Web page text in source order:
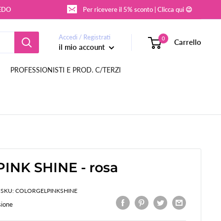
Per ricevere il 5% sconto | Clicca qui 😉
Accedi / Registrati
il mio account
0 Carrello
PROFESSIONISTI E PROD. C/TERZI
SHINE - rosa
SKU: COLORGELPINKSHINE